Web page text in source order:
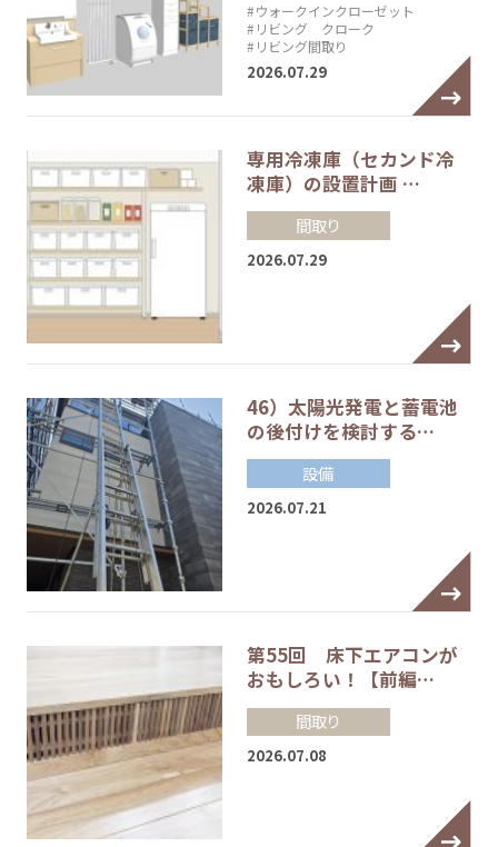
#ウォークインクローゼット
#リビング クローク
#リビング間取り
2026.07.29
専用冷凍庫（セカンド冷
凍庫）の設置計画 …
間取り
2026.07.29
46）太陽光発電と蓄電池
の後付けを検討する…
設備
2026.07.21
第55回 床下エアコンが
おもしろい！【前編…
間取り
2026.07.08